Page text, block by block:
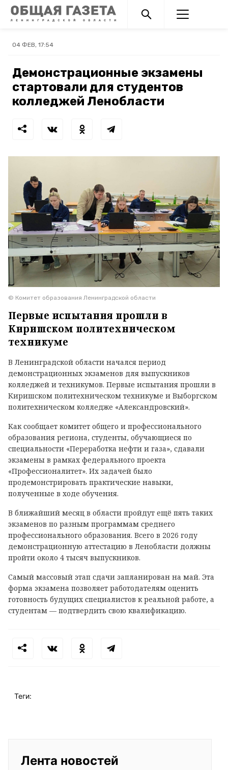
04 ФЕВ, 17:54
Демонстрационные экзамены
стартовали для студентов
колледжей Ленобласти
© Комитет образования Ленинградской области
Первые испытания прошли в
Киришском политехническом
техникуме
В Ленинградской области начался период
демонстрационных экзаменов для выпускников
колледжей и техникумов. Первые испытания прошли в
Киришском политехническом техникуме и Выборгском
политехническом колледже «Александровский».
Как сообщает комитет общего и профессионального
образования региона, студенты, обучающиеся по
специальности «Переработка нефти и газа», сдавали
экзамены в рамках федерального проекта
«Профессионалитет». Их задачей было
продемонстрировать практические навыки,
полученные в ходе обучения.
В ближайший месяц в области пройдут ещё пять таких
экзаменов по разным программам среднего
профессионального образования. Всего в 2026 году
демонстрационную аттестацию в Ленобласти должны
пройти около 4 тысяч выпускников.
Самый массовый этап сдачи запланирован на май. Эта
форма экзамена позволяет работодателям оценить
готовность будущих специалистов к реальной работе, а
студентам — подтвердить свою квалификацию.
Теги:
Лента новостей